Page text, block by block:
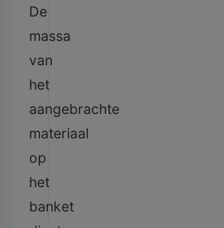
De
massa
van
het
aangebrachte
materiaal
op
het
banket